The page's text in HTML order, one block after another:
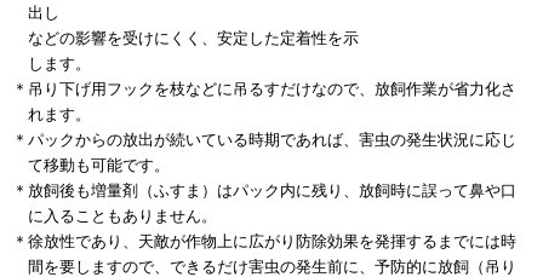
出し
などの影響を受けにくく、安定した定着性を示
します。
＊ 吊り下げ用フックを枝などに吊るすだけなので、放飼作業が省力化さ
れます。
＊ パックからの放出が続いている時期であれば、害虫の発生状況に応じ
て移動も可能です。
＊ 放飼後も増量剤（ふすま）はパック内に残り、放飼時に誤って鼻や口
に入ることもありません。
＊ 徐放性であり、天敵が作物上に広がり防除効果を発揮するまでには時
間を要しますので、できるだけ害虫の発生前に、予防的に放飼（吊り